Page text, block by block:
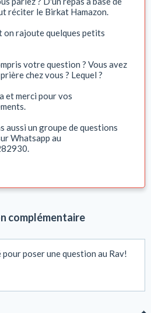
réciter le Birkat Hamazon.
on rajoute quelques petits
votre question ? Vous avez
chez vous ? Lequel ?
et merci pour vos
aussi un groupe de questions
Whatsapp au
complémentaire
poser une question au Rav!